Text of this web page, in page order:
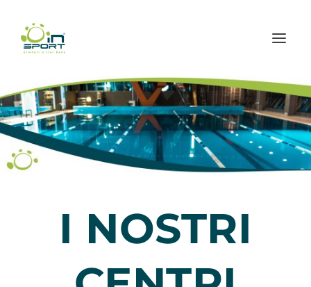
I NOSTRI